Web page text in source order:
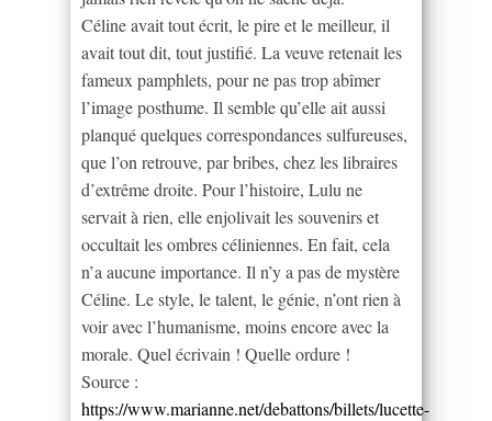
Céline avait tout écrit, le pire et le meilleur, il
avait tout dit, tout justifié. La veuve retenait les
fameux pamphlets, pour ne pas trop abîmer
l’image posthume. Il semble qu’elle ait aussi
planqué quelques correspondances sulfureuses,
que l’on retrouve, par bribes, chez les libraires
d’extrême droite. Pour l’histoire, Lulu ne
servait à rien, elle enjolivait les souvenirs et
occultait les ombres céliniennes. En fait, cela
n’a aucune importance. Il n’y a pas de mystère
Céline. Le style, le talent, le génie, n’ont rien à
voir avec l’humanisme, moins encore avec la
morale. Quel écrivain ! Quelle ordure !
Source :
https://www.marianne.net/debattons/billets/lucette-